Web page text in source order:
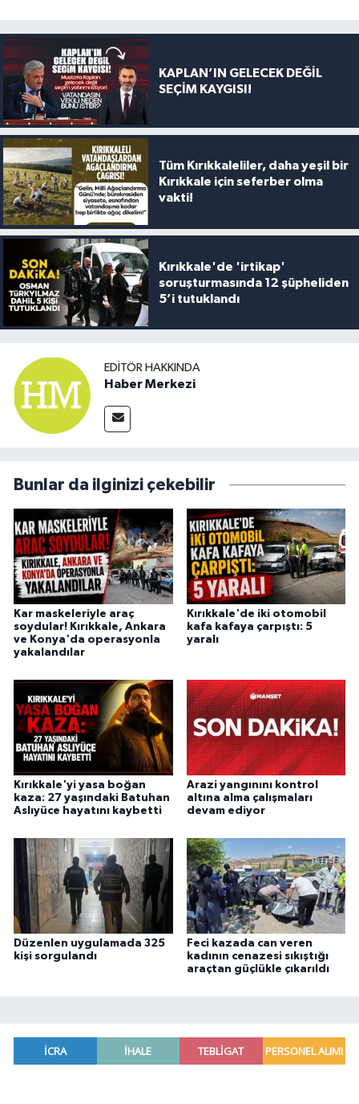
KAPLAN’IN GELECEK DEĞİL
SEÇİM KAYGISI!
Tüm Kırıkkaleliler, daha yeşil bir
Kırıkkale için seferber olma
vakti!
Kırıkkale'de 'irtikap'
soruşturmasında 12 şüpheliden
5’i tutuklandı
EDITÖR HAKKINDA
Haber Merkezi
Bunlar da ilginizi çekebilir
Kar maskeleriyle araç
soydular! Kırıkkale, Ankara
ve Konya'da operasyonla
yakalandılar
Kırıkkale'de iki otomobil
kafa kafaya çarpıştı: 5
yaralı
Kırıkkale'yi yasa boğan
kaza: 27 yaşındaki Batuhan
Aslıyüce hayatını kaybetti
Arazi yangınını kontrol
altına alma çalışmaları
devam ediyor
Düzenlen uygulamada 325
kişi sorgulandı
Feci kazada can veren
kadının cenazesi sıkıştığı
araçtan güçlükle çıkarıldı